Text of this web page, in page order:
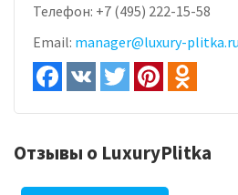
Телефон: +7 (495) 222-15-58
Email: manager@luxury-plitka.ru
Отзывы о LuxuryPlitka